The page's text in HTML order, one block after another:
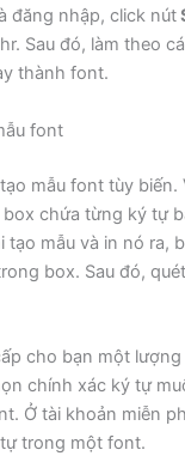
đăng nhập, click nút
Sau đó, làm theo
thành font.
font
mẫu font tùy biến.
chứa từng ký tự
tạo mẫu và in nó ra,
box. Sau đó,
cho bạn một
chính xác ký tự
Ở tài khoản miễn
trong một font.